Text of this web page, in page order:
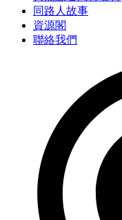
同路人故事
資源閣
聯絡我們